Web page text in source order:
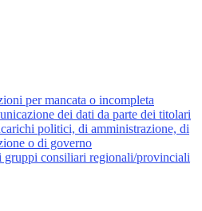
per mancata o incompleta
dei dati da parte dei titolari
politici, di amministrazione, di
o di governo
gruppi consiliari regionali/provinciali